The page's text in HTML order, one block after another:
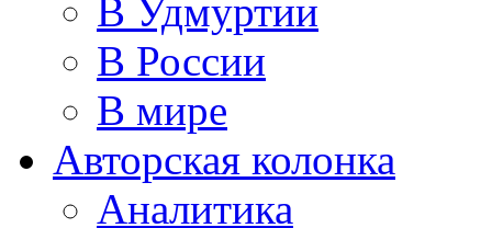
В Удмуртии
В России
В мире
Авторская колонка
Аналитика